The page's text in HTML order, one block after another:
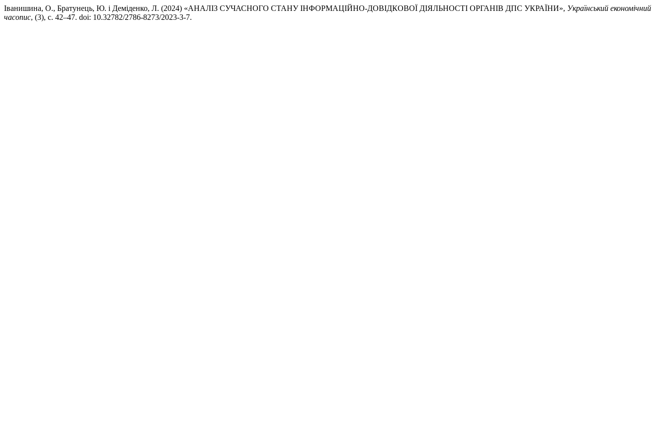
Іванишина, О., Братунець, Ю. і Деміденко, Л. (2024) «АНАЛІЗ СУЧАСНОГО СТАНУ ІНФОРМАЦІЙНО-ДОВІДКОВОЇ ДІЯЛЬНОСТІ ОРГАНІВ ДПС УКРАЇНИ», Український економічний
часопис, (3), с. 42–47. doi: 10.32782/2786-8273/2023-3-7.